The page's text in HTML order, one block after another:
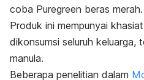
coba Puregreen beras merah.
Produk ini mempunyai
dikonsumsi seluruh keluarga,
manula.
Beberapa penelitian dalam